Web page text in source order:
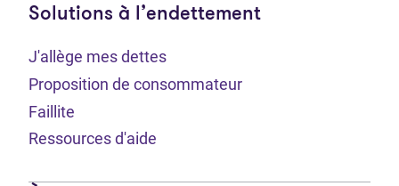
Solutions à l’endettement
J'allège mes dettes
Proposition de consommateur
Faillite
Ressources d'aide